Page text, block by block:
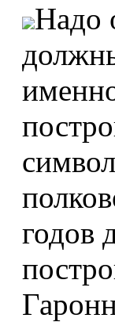
Надо
годов